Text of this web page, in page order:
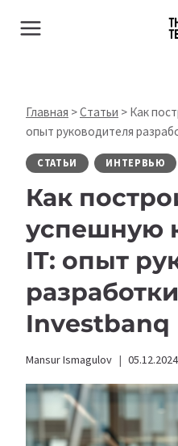
Главная >Статьи > Как
опыт руководителя
СТАТЬИ ИНТЕРВЬЮ
Как
успешную
IT: опыт
Investbanq
Mansur Ismagulov 05.12.2024